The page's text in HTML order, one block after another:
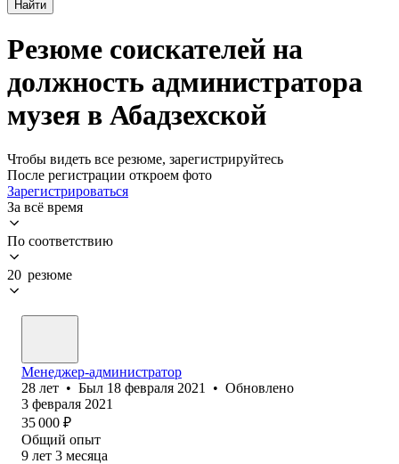
Найти
Резюме соискателей на
должность администратора
музея в Абадзехской
Чтобы видеть все резюме, зарегистрируйтесь
После регистрации откроем фото
Зарегистрироваться
За всё время
По соответствию
20 резюме
Менеджер-администратор
28 лет • Был 18 февраля 2021 • Обновлено
3 февраля 2021
35 000 ₽
Общий опыт
9 лет 3 месяца